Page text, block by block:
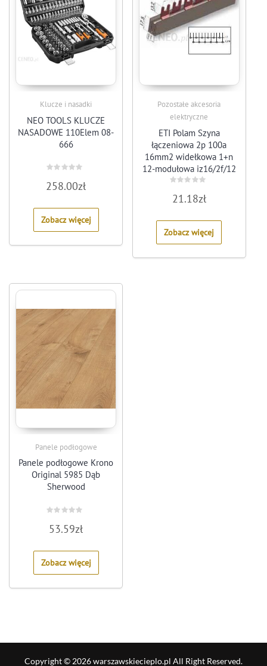
Klucze i nasadki
NEO TOOLS KLUCZE
NASADOWE 110Elem 08-
666
0
out
5
258.00zł
Zobacz więcej
Pozostałe akcesoria
elektryczne
ETI Polam Szyna
łączeniowa 2p 100a
16mm2 widełkowa 1+n
12-modułowa iz16/2f/12
002921066
0
out
5
21.18zł
Zobacz więcej
Panele podłogowe
Panele podłogowe Krono
Original 5985 Dąb
Sherwood
0
out
5
53.59zł
Zobacz więcej
Copyright © 2026 warszawskiecieplo.pl All Right Reserved.